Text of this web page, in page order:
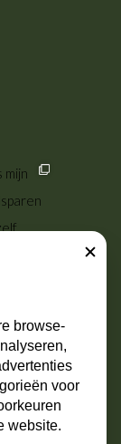
browse-
voor
website.
CLOSE